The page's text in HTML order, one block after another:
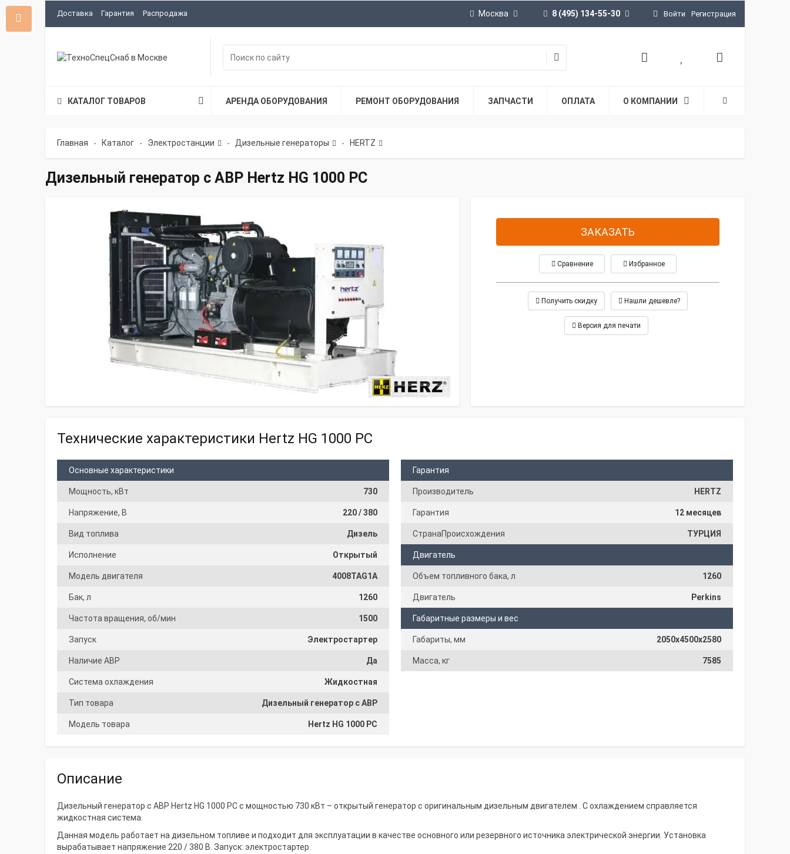
Доставка Гарантия Распродажа Москва 8 (495) 134-55-30 Войти Регистрация
КАТАЛОГ ТОВАРОВ АРЕНДА ОБОРУДОВАНИЯ РЕМОНТ ОБОРУДОВАНИЯ ЗАПЧАСТИ ОПЛАТА О КОМПАНИИ
Главная - Каталог - Электростанции - Дизельные генераторы - HERTZ
Дизельный генератор с АВР Hertz HG 1000 PC
ЗАКАЗАТЬ
Сравнение Избранное
Получить скидку Нашли дешевле?
Версия для печати
Технические характеристики Hertz HG 1000 PC
Основные характеристики
Мощность, кВт 730
Напряжение, В 220 / 380
Вид топлива Дизель
Исполнение Открытый
Модель двигателя 4008TAG1A
Бак, л 1260
Частота вращения, об/мин 1500
Запуск Электростартер
Наличие АВР Да
Система охлаждения Жидкостная
Тип товара Дизельный генератор с АВР
Модель товара Hertz HG 1000 PC
Гарантия
Производитель HERTZ
Гарантия 12 месяцев
СтранаПроисхождения ТУРЦИЯ
Двигатель
Объем топливного бака, л 1260
Двигатель Perkins
Габаритные размеры и вес
Габариты, мм 2050х4500х2580
Масса, кг 7585
Описание
Дизельный генератор с АВР Hertz HG 1000 PC с мощностью 730 кВт – открытый генератор с оригинальным дизельным двигателем . С охлаждением справляется
жидкостная система.
Данная модель работает на дизельном топливе и подходит для эксплуатации в качестве основного или резервного источника электрической энергии. Установка
вырабатывает напряжение 220 / 380 В. Запуск: электростартер.